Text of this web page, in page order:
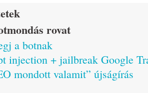
rovat
a botnak
injection + jailbreak Google
mondott valamit” újságírás